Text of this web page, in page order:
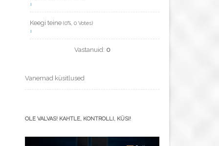
Keegi teine (0%, 0 Votes)
Vastanuid: 0
Vanemad küsitlused
OLE VALVAS! KAHTLE, KONTROLLI, KÜSI!